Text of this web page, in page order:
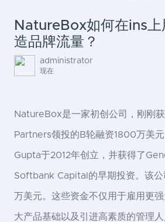
NatureBox如何在ins上
造品牌流量？
administrator
现在
NatureBox是一家初创公司，刚刚
Partners领投的B轮融资1800万美
Gupta于2012年创立，并获得了
Softbank Capital的早期投资。该
万美元。这些资金不仅用于雇用更
大产品基础以及引进高素质的管理